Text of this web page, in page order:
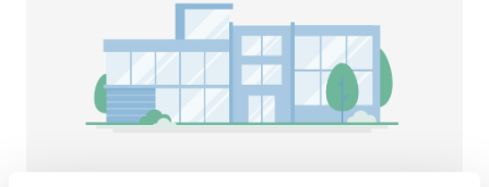
Pacientes com Hepatite B
Pacientes com Hepatite C